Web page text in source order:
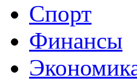
Спорт
Финансы